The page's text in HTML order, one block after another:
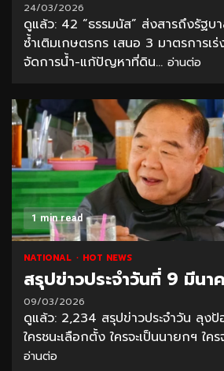
24/03/2026
ดูแล้ว: 42 “ธรรมนัส” ส่งสารถึงรัฐบ
ซ้ำเติมเกษตรกร เสนอ 3 มาตรการ
จัดการน้ำ-แก้ปัญหาที่ดิน... อ่านต่อ
1 min read
NATIONAL HOT NEWS
สรุปข่าวประจำวันที่ 9 มีน
09/03/2026
ดูแล้ว: 2,234 สรุปข่าวประจำวัน ลุงป้
ใครชนะเลือกตั้ง ใครจะเป็นนายกฯ ใค
อ่านต่อ